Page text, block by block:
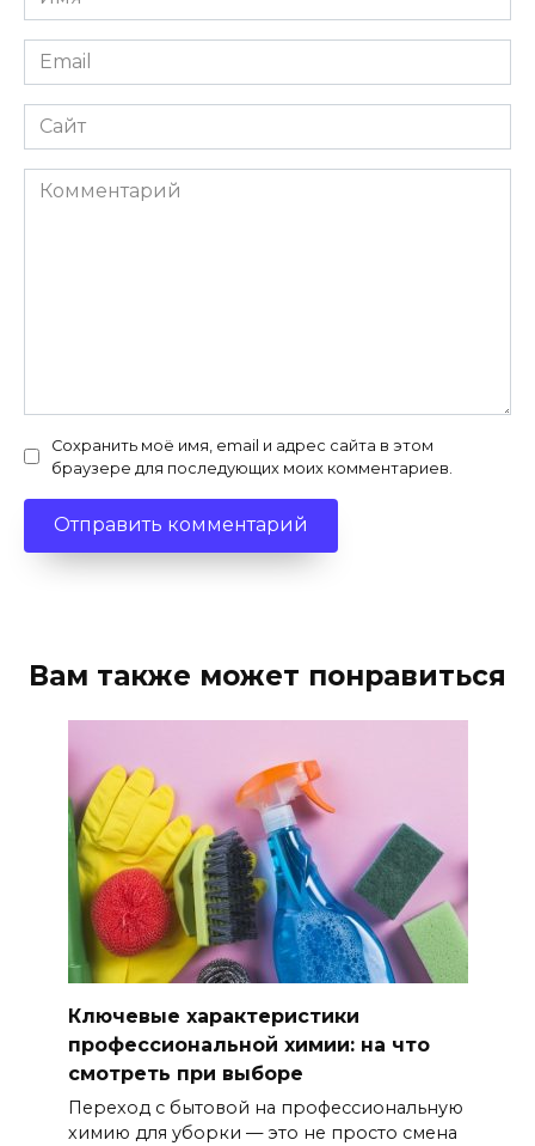
Email
Сайт
Комментарий
Сохранить моё имя, email и адрес сайта в этом
браузере для последующих моих комментариев.
Вам также может понравиться
Ключевые характеристики
профессиональной химии: на что
смотреть при выборе
Переход с бытовой на профессиональную
химию для уборки — это не просто смена